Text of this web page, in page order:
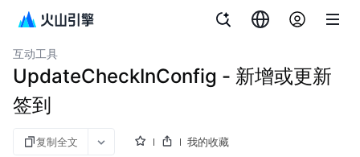
企业直播
互动工具
UpdateCheckInConfig - 新增或更新
签到
复制全文 我的收藏